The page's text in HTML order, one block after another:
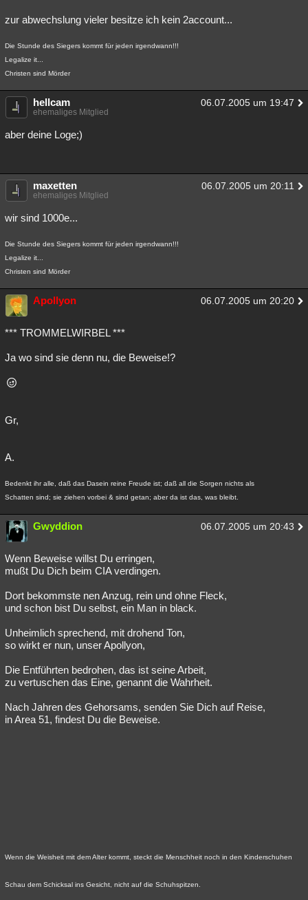
zur abwechslung vieler besitze ich kein 2account...
Die Stunde des Siegers kommt für jeden irgendwann!!!
Legalize it...
Christen sind Mörder
hellcam 06.07.2005 um 19:47
ehemaliges Mitglied
aber deine Loge;)
maxetten 06.07.2005 um 20:11
ehemaliges Mitglied
wir sind 1000e...
Die Stunde des Siegers kommt für jeden irgendwann!!!
Legalize it...
Christen sind Mörder
Apollyon 06.07.2005 um 20:20
*** TROMMELWIRBEL ***
Ja wo sind sie denn nu, die Beweise!?
Gr,
A.
Bedenkt ihr alle, daß das Dasein reine Freude ist; daß all die Sorgen nichts als
Schatten sind; sie ziehen vorbei & sind getan; aber da ist das, was bleibt.
Gwyddion 06.07.2005 um 20:43
Wenn Beweise willst Du erringen,
mußt Du Dich beim CIA verdingen.
Dort bekommste nen Anzug, rein und ohne Fleck,
und schon bist Du selbst, ein Man in black.
Unheimlich sprechend, mit drohend Ton,
so wirkt er nun, unser Apollyon,
Die Entführten bedrohen, das ist seine Arbeit,
zu vertuschen das Eine, genannt die Wahrheit.
Nach Jahren des Gehorsams, senden Sie Dich auf Reise,
in Area 51, findest Du die Beweise.
Wenn die Weisheit mit dem Alter kommt, steckt die Menschheit noch in den Kinderschuhen
Schau dem Schicksal ins Gesicht, nicht auf die Schuhspitzen.